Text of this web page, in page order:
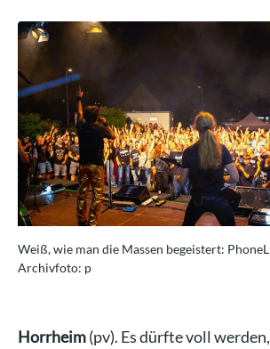
Weiß, wie man die Massen begeistert:
Archivfoto: p
Horrheim(pv). Es dürfte voll